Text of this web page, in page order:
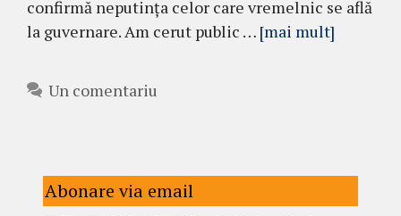
confirmă neputința celor care vremelnic se află
la guvernare. Am cerut public … [mai mult]
Un comentariu
Abonare via email